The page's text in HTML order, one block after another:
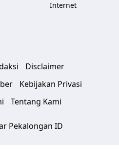
Internet
Disclaimer
Kebijakan Privasi
Tentang Kami
Pekalongan ID